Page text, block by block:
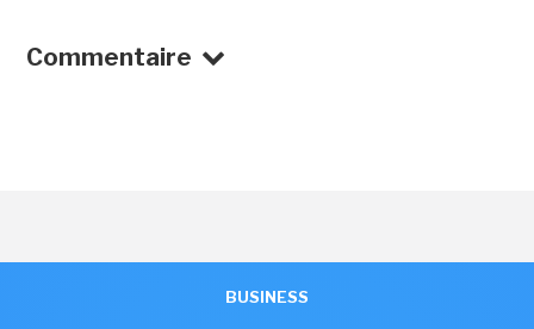
Commentaire
BUSINESS